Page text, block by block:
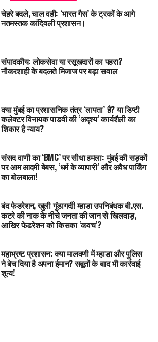
चेहरे बदले, चाल वही: ‘भारत गैस’ के ट्रकों के आगे
नतमस्तक कांदिवली प्रशासन।
संपादकीय: लोकसेवा या रसूखदारों का पहरा?
नौकरशाही के बदलते मिजाज पर बड़ा सवाल
क्या मुंबई का प्रशासनिक तंत्र ‘लापता’ है? या डिप्टी
कलेक्टर विनायक पाडवी की ‘अदृश्य’ कार्यशैली का
शिकार है न्याय?
संसद वाणी का ‘BMC’ पर सीधा हमला: मुंबई की सड़कों
पर आम आदमी बेबस, ‘धर्म के व्यापारी’ और अवैध पार्किंग
का बोलबाला!
बंद फेडरेशन, खुली गुंडागर्दी! म्हाडा उपनिबंधक बी.एस.
कटरे की नाक के नीचे जनता की जान से खिलवाड़,
आखिर फेडरेशन को किसका ‘कवच’?
महाभ्रष्ट प्रशासन: क्या मालवणी में म्हाडा और पुलिस
ने बेच दिया है अपना ईमान? सबूतों के बाद भी कार्रवाई
शून्य!